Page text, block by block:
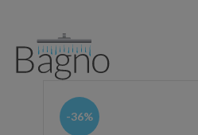
-36%